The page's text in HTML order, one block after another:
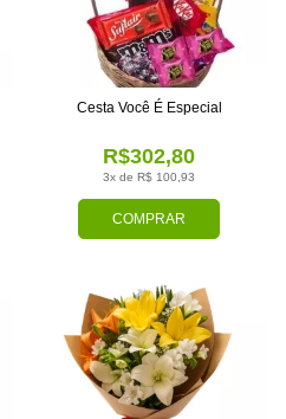
COMPRAR
3x de R$ 100,93
R$302,80
Cesta Você É Especial